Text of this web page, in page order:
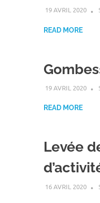
19 AVRIL 2020
READ MORE
19 AVRIL 2020
READ MORE
Levée
16 AVRIL 2020